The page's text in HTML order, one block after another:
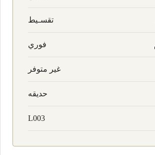
تقسـيط
فوري
غير متوفر
حديقه
L003